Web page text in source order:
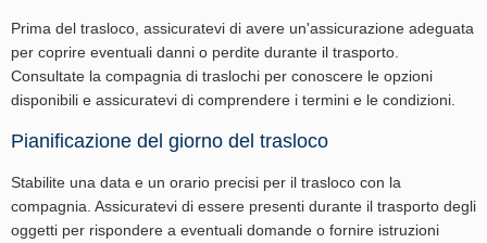
Prima del trasloco, assicuratevi di avere un'assicurazione adeguata
per coprire eventuali danni o perdite durante il trasporto.
Consultate la compagnia di traslochi per conoscere le opzioni
disponibili e assicuratevi di comprendere i termini e le condizioni.
Pianificazione del giorno del trasloco
Stabilite una data e un orario precisi per il trasloco con la
compagnia. Assicuratevi di essere presenti durante il trasporto degli
oggetti per rispondere a eventuali domande o fornire istruzioni